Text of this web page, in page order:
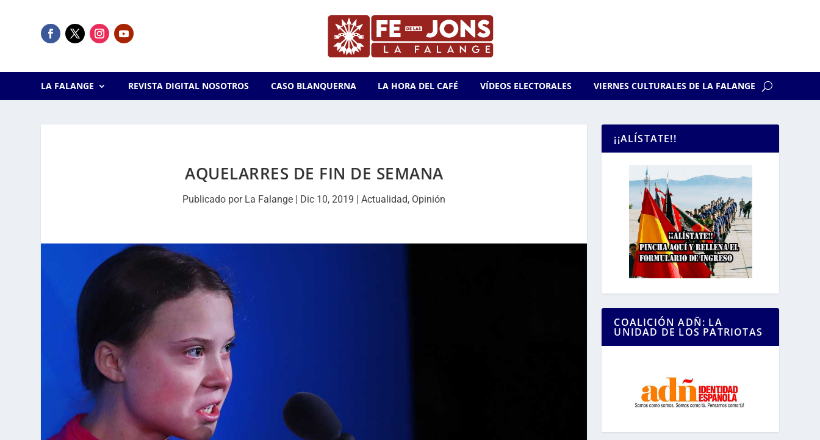
LA FALANGE REVISTA DIGITAL NOSOTROS CASO BLANQUERNA LA HORA DEL CAFÉ VÍDEOS ELECTORALES VIERNES CULTURALES DE LA FALANGE
AQUELARRES DE FIN DE SEMANA
Publicado por La Falange | Dic 10, 2019 |Actualidad, Opinión
¡¡ALÍSTATE!!
COALICIÓN ADÑ: LA
UNIDAD DE LOS PATRIOTAS